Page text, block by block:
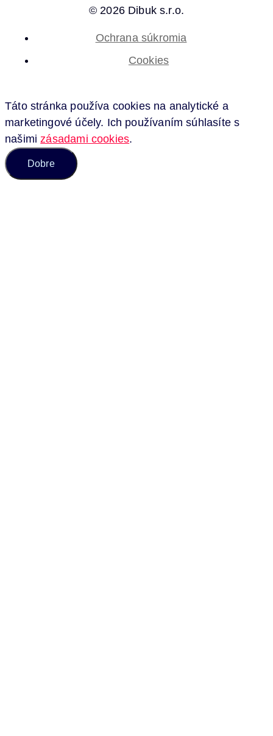
© 2026 Dibuk s.r.o.
Ochrana súkromia
Cookies
Táto stránka používa cookies na analytické a
marketingové účely. Ich používaním súhlasíte s
našimizásadami cookies.
Dobre